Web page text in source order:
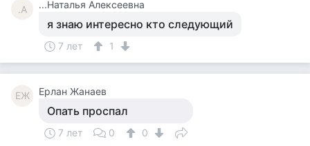
.А ...Наталья Алексеевна
я знаю интересно кто следующий
7 лет 1
ЕЖ Ерлан Жанаев
Опать проспал
7 лет 0 0